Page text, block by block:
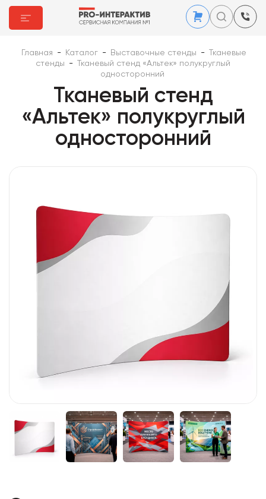
Главная - Каталог - Выставочные стенды -
Тканевые
стенды
-
Тканевый стенд «Альтек» полукруглый
односторонний
Тканевый стенд
«Альтек» полукруглый
односторонний